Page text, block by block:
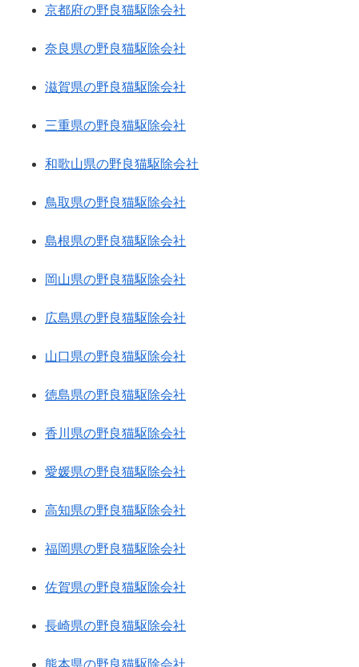
京都府の野良猫駆除会社
奈良県の野良猫駆除会社
滋賀県の野良猫駆除会社
三重県の野良猫駆除会社
和歌山県の野良猫駆除会社
鳥取県の野良猫駆除会社
島根県の野良猫駆除会社
岡山県の野良猫駆除会社
広島県の野良猫駆除会社
山口県の野良猫駆除会社
徳島県の野良猫駆除会社
香川県の野良猫駆除会社
愛媛県の野良猫駆除会社
高知県の野良猫駆除会社
福岡県の野良猫駆除会社
佐賀県の野良猫駆除会社
長崎県の野良猫駆除会社